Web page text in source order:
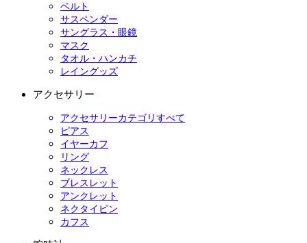
ベルト
サスペンダー
サングラス・眼鏡
マスク
タオル・ハンカチ
レイングッズ
アクセサリー
アクセサリーカテゴリすべて
ピアス
イヤーカフ
リング
ネックレス
ブレスレット
アンクレット
ネクタイピン
カフス